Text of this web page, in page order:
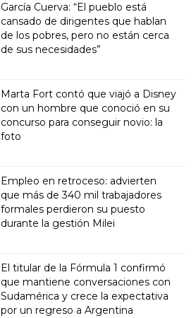
García Cuerva: “El pueblo está
cansado de dirigentes que hablan
de los pobres, pero no están cerca
de sus necesidades”
Marta Fort contó que viajó a Disney
con un hombre que conoció en su
concurso para conseguir novio: la
foto
Empleo en retroceso: advierten
que más de 340 mil trabajadores
formales perdieron su puesto
durante la gestión Milei
El titular de la Fórmula 1 confirmó
que mantiene conversaciones con
Sudamérica y crece la expectativa
por un regreso a Argentina